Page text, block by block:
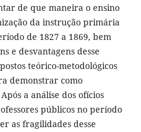
de que maneira o ensino
da instrução primária
de 1827 a 1869, bem
e desvantagens desse
teórico-metodológicos
demonstrar como
a análise dos ofícios
públicos no período
as fragilidades desse